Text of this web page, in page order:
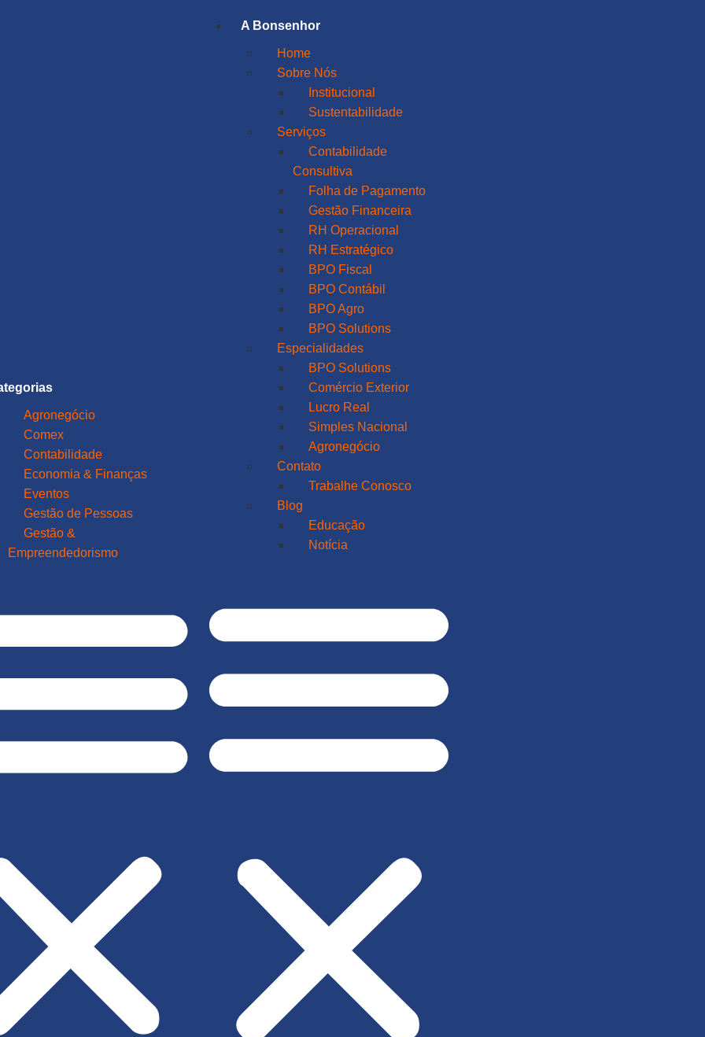
Agronegócio
Comex
Contabilidade
Economia & Finanças
Eventos
Gestão de Pessoas
Gestão &
Empreendedorismo
A Bonsenhor
Home
Sobre Nós
Institucional
Sustentabilidade
Serviços
Contabilidade
Consultiva
Folha de Pagamento
Gestão Financeira
RH Operacional
RH Estratégico
BPO Fiscal
BPO Contábil
BPO Agro
BPO Solutions
Especialidades
BPO Solutions
Comércio Exterior
Lucro Real
Simples Nacional
Agronegócio
Contato
Trabalhe Conosco
Blog
Educação
Notícia